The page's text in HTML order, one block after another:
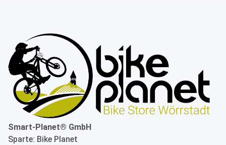
Smart-Planet® GmbH
Sparte: Bike Planet